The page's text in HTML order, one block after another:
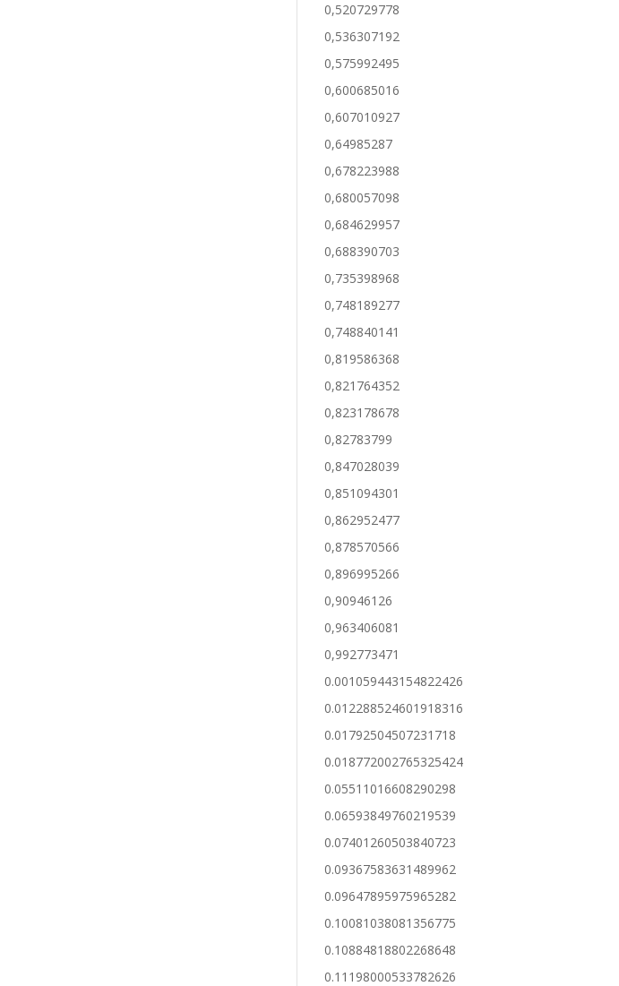
0,520729778
0,536307192
0,575992495
0,600685016
0,607010927
0,64985287
0,678223988
0,680057098
0,684629957
0,688390703
0,735398968
0,748189277
0,748840141
0,819586368
0,821764352
0,823178678
0,82783799
0,847028039
0,851094301
0,862952477
0,878570566
0,896995266
0,90946126
0,963406081
0,992773471
0.001059443154822426
0.012288524601918316
0.01792504507231718
0.018772002765325424
0.05511016608290298
0.06593849760219539
0.07401260503840723
0.09367583631489962
0.09647895975965282
0.10081038081356775
0.10884818802268648
0.11198000533782626